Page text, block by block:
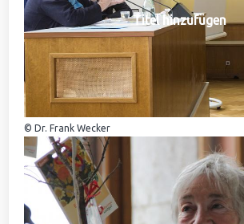
Titel hinzufügen
© Dr. Frank Wecker